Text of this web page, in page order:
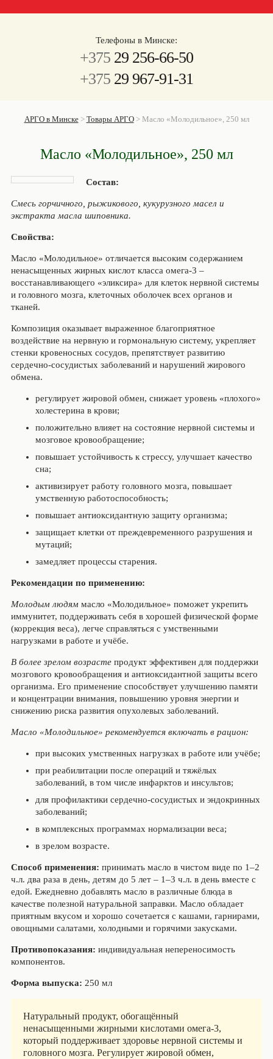
Телефоны в Минске:
+375 29 256-66-50
+375 29 967-91-31
АРГО в Минске> Товары АРГО> Масло «Молодильное», 250 мл
Масло «Молодильное», 250 мл
Состав:
Смесь горчичного, рыжикового, кукурузного масел и
экстракта масла шиповника.
Свойства:
Масло «Молодильное» отличается высоким содержанием
ненасыщенных жирных кислот класса омега-3 –
восстанавливающего «эликсира» для клеток нервной системы
и головного мозга, клеточных оболочек всех органов и
тканей.
Композиция оказывает выраженное благоприятное
воздействие на нервную и гормональную систему, укрепляет
стенки кровеносных сосудов, препятствует развитию
сердечно-сосудистых заболеваний и нарушений жирового
обмена.
регулирует жировой обмен, снижает уровень «плохого»
холестерина в крови;
положительно влияет на состояние нервной системы и
мозговое кровообращение;
повышает устойчивость к стрессу, улучшает качество
сна;
активизирует работу головного мозга, повышает
умственную работоспособность;
повышает антиоксидантную защиту организма;
защищает клетки от преждевременного разрушения и
мутаций;
замедляет процессы старения.
Рекомендации по применению:
Молодым людям масло «Молодильное» поможет укрепить
иммунитет, поддерживать себя в хорошей физической форме
(коррекция веса), легче справляться с умственными
нагрузками в работе и учёбе.
В более зрелом возрастепродукт эффективен для поддержки
мозгового кровообращения и антиоксидантной защиты всего
организма. Его применение способствует улучшению памяти
и концентрации внимания, повышению уровня энергии и
снижению риска развития опухолевых заболеваний.
Масло «Молодильное» рекомендуется включать в рацион:
при высоких умственных нагрузках в работе или учёбе;
при реабилитации после операций и тяжёлых
заболеваний, в том числе инфарктов и инсультов;
для профилактики сердечно-сосудистых и эндокринных
заболеваний;
в комплексных программах нормализации веса;
в зрелом возрасте.
Способ применения: принимать масло в чистом виде по 1–2
ч.л. два раза в день, детям до 5 лет – 1–3 ч.л. в день вместе с
едой. Ежедневно добавлять масло в различные блюда в
качестве полезной натуральной заправки. Масло обладает
приятным вкусом и хорошо сочетается с кашами, гарнирами,
овощными салатами, холодными и горячими закусками.
Противопоказания: индивидуальная непереносимость
компонентов.
Форма выпуска: 250 мл
Натуральный продукт, обогащённый
ненасыщенными жирными кислотами омега-3,
который поддерживает здоровье нервной системы и
головного мозга. Регулирует жировой обмен,